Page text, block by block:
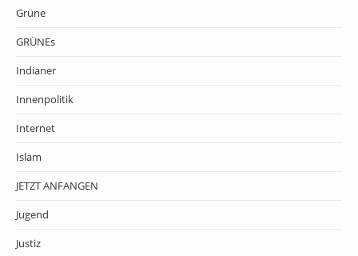
Grüne
GRÜNEs
Indianer
Innenpolitik
Internet
Islam
JETZT ANFANGEN
Jugend
Justiz